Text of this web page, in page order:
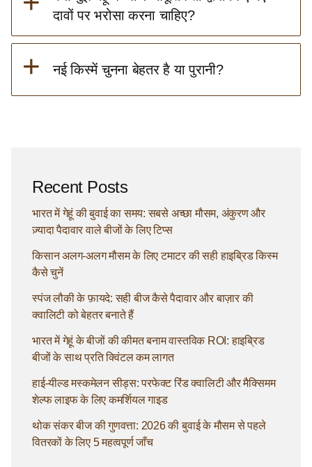
दावों पर भरोसा करना चाहिए?
+ नई किस्में चुनना बेहतर है या पुरानी?
Recent Posts
भारत में गेहूं की बुवाई का समय: सबसे अच्छा मौसम, अंकुरण और
ज़्यादा पैदावार वाले बीजों के लिए टिप्स
किसान अलग-अलग मौसम के लिए टमाटर की सही हाइब्रिड किस्म
कैसे चुनें
स्पंज लौकी के फ़ायदे: सही बीज कैसे पैदावार और बाज़ार की
क्वालिटी को बेहतर बनाते हैं
भारत में गेहूं के बीजों की कीमत बनाम वास्तविक ROI: हाइब्रिड
बीजों के साथ प्रति क्विंटल कम लागत
हाई-यील्ड मस्कमेलन सीड्स: परफेक्ट रिंड क्वालिटी और मैक्सिमम
शेल्फ लाइफ के लिए कमर्शियल गाइड
थोक संकर बीज की गुणवत्ता: 2026 की बुवाई के मौसम से पहले
वितरकों के लिए 5 महत्वपूर्ण जाँच